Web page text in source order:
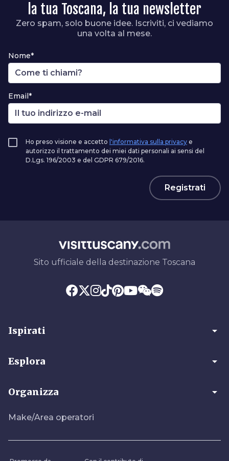
la tua Toscana, la tua newsletter
Zero spam, solo buone idee. Iscriviti, ci vediamo
una volta al mese.
Nome*
Email*
Ho preso visione e accetto l'informativa sulla privacy e
autorizzo il trattamento dei miei dati personali ai sensi del
D.Lgs. 196/2003 e del GDPR 679/2016.
Registrati
Sito ufficiale della destinazione Toscana
Ispirati arrow_drop_down
Esplora arrow_drop_down
Organizza arrow_drop_down
Make/Area operatori